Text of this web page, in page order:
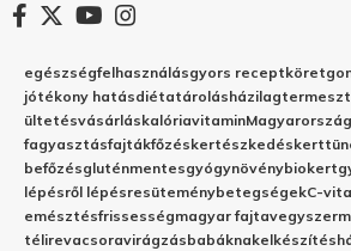
egészségfelhasználásgyors receptköret
jótékony hatásdiétatárolásházilag
ültetésvásárláskalóriavitaminMagyarország
fagyasztásfajtákfőzéskertészkedéskert
befőzésgluténmentesgyógynövénybiokert
lépésről lépésresüteménybetegségekC-
emésztésfrissességmagyar fajta
télirevacsoravirágzásbabáknakelkészítés